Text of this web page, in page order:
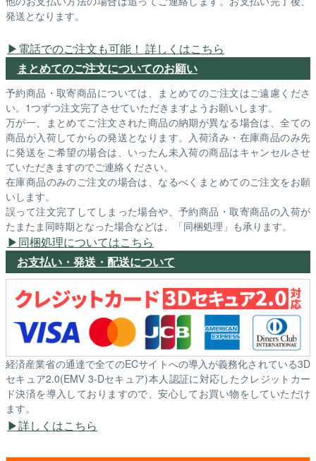
発送となります。
電話でのご注文も可能！ 詳しくはこちら
まとめてのご注文についてのお願い
予約商品・取寄商品については、まとめてのご注文はご遠慮くださ
い。1つずつ注文完了させていただきますようお願いします。
万が一、まとめてご注文された商品の納期が異なる場合は、全ての
商品が入荷してからの発送となります。入荷済み・在庫商品のみ先
に発送をご希望の場合は、いったん未入荷の商品はキャンセルさせ
ていただきますのでご連絡ください。
在庫商品のみのご注文の場合は、なるべくまとめてのご注文をお願
いします。
誤って注文完了してしまった場合や、予約商品・取寄商品の入荷が
たまたま同時期となった場合などは、「同梱処理」も承ります。
同梱処理についてはこちら
お支払い・発送・配送について
経済産業省の通達で全てのECサイトへの導入が義務化されている3D
セキュア2.0(EMV 3-Dセキュア)本人認証に対応したクレジットカー
ド決済を導入しておりますので、安心してお買い物をしていただけ
ます。
詳しくはこちら